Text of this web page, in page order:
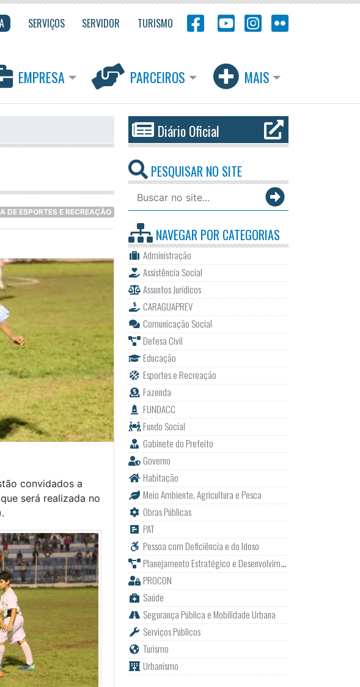
SERVIÇOS SERVIDOR TURISMO
EMPRESA PARCEIROS MAIS
DE ESPORTES E RECREAÇÃO
convidados a
será realizada no
Diário Oficial
PESQUISAR NO SITE
NAVEGAR PORCATEGORIAS
Administração
Assistência Social
Assuntos Jurídicos
CARAGUAPREV
Comunicação Social
Defesa Civil
Educação
Esportes e Recreação
Fazenda
FUNDACC
Fundo Social
Gabinete do Prefeito
Governo
Habitação
Meio Ambiente, Agricultura e Pesca
Obras Públicas
PAT
Pessoa com Deficiência e do Idoso
Planejamento Estratégico e Desenvolvimento
PROCON
Saúde
Segurança Pública e Mobilidade Urbana
Serviços Públicos
Turismo
Urbanismo